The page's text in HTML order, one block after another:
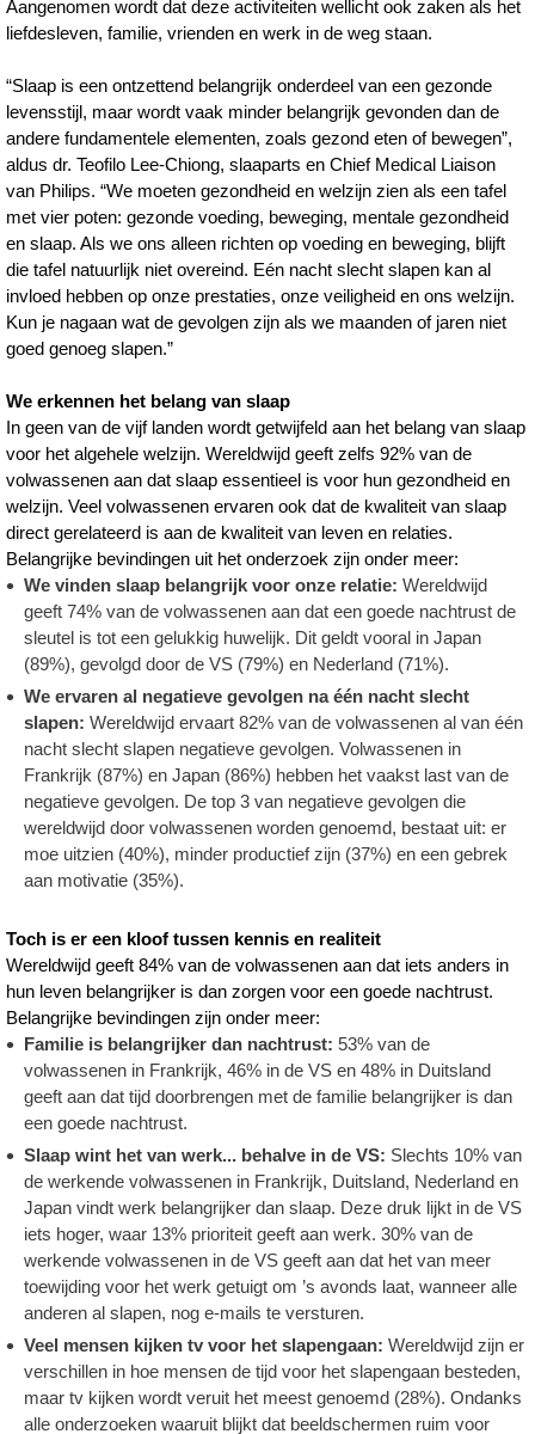
Aangenomen wordt dat deze activiteiten wellicht ook zaken als het
liefdesleven, familie, vrienden en werk in de weg staan.
“Slaap is een ontzettend belangrijk onderdeel van een gezonde
levensstijl, maar wordt vaak minder belangrijk gevonden dan de
andere fundamentele elementen, zoals gezond eten of bewegen”,
aldus dr. Teofilo Lee-Chiong, slaaparts en Chief Medical Liaison
van Philips. “We moeten gezondheid en welzijn zien als een tafel
met vier poten: gezonde voeding, beweging, mentale gezondheid
en slaap. Als we ons alleen richten op voeding en beweging, blijft
die tafel natuurlijk niet overeind. Eén nacht slecht slapen kan al
invloed hebben op onze prestaties, onze veiligheid en ons welzijn.
Kun je nagaan wat de gevolgen zijn als we maanden of jaren niet
goed genoeg slapen.”
We erkennen het belang van slaap
In geen van de vijf landen wordt getwijfeld aan het belang van slaap
voor het algehele welzijn. Wereldwijd geeft zelfs 92% van de
volwassenen aan dat slaap essentieel is voor hun gezondheid en
welzijn. Veel volwassenen ervaren ook dat de kwaliteit van slaap
direct gerelateerd is aan de kwaliteit van leven en relaties.
Belangrijke bevindingen uit het onderzoek zijn onder meer:
We vinden slaap belangrijk voor onze relatie: Wereldwijd
geeft 74% van de volwassenen aan dat een goede nachtrust de
sleutel is tot een gelukkig huwelijk. Dit geldt vooral in Japan
(89%), gevolgd door de VS (79%) en Nederland (71%).
We ervaren al negatieve gevolgen na één nacht slecht
slapen: Wereldwijd ervaart 82% van de volwassenen al van één
nacht slecht slapen negatieve gevolgen. Volwassenen in
Frankrijk (87%) en Japan (86%) hebben het vaakst last van de
negatieve gevolgen. De top 3 van negatieve gevolgen die
wereldwijd door volwassenen worden genoemd, bestaat uit: er
moe uitzien (40%), minder productief zijn (37%) en een gebrek
aan motivatie (35%).
Toch is er een kloof tussen kennis en realiteit
Wereldwijd geeft 84% van de volwassenen aan dat iets anders in
hun leven belangrijker is dan zorgen voor een goede nachtrust.
Belangrijke bevindingen zijn onder meer:
Familie is belangrijker dan nachtrust: 53% van de
volwassenen in Frankrijk, 46% in de VS en 48% in Duitsland
geeft aan dat tijd doorbrengen met de familie belangrijker is dan
een goede nachtrust.
Slaap wint het van werk... behalve in de VS: Slechts 10% van
de werkende volwassenen in Frankrijk, Duitsland, Nederland en
Japan vindt werk belangrijker dan slaap. Deze druk lijkt in de VS
iets hoger, waar 13% prioriteit geeft aan werk. 30% van de
werkende volwassenen in de VS geeft aan dat het van meer
toewijding voor het werk getuigt om ’s avonds laat, wanneer alle
anderen al slapen, nog e-mails te versturen.
Veel mensen kijken tv voor het slapengaan: Wereldwijd zijn er
verschillen in hoe mensen de tijd voor het slapengaan besteden,
maar tv kijken wordt veruit het meest genoemd (28%). Ondanks
alle onderzoeken waaruit blijkt dat beeldschermen ruim voor